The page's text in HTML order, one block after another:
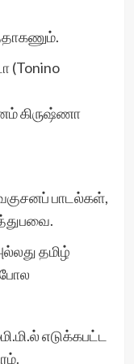
(Tonino
கிருஷ்ணா
பாடல்கள்,
தமிழ்
எடுக்கபட்ட